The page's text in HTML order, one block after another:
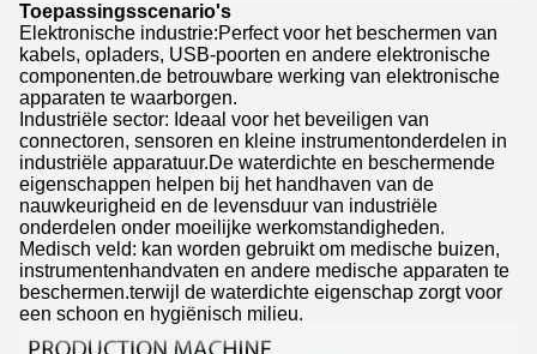
Toepassingsscenario's
Elektronische industrie:Perfect voor het beschermen van
kabels, opladers, USB-poorten en andere elektronische
componenten.de betrouwbare werking van elektronische
apparaten te waarborgen.
Industriële sector: Ideaal voor het beveiligen van
connectoren, sensoren en kleine instrumentonderdelen in
industriële apparatuur.De waterdichte en beschermende
eigenschappen helpen bij het handhaven van de
nauwkeurigheid en de levensduur van industriële
onderdelen onder moeilijke werkomstandigheden.
Medisch veld: kan worden gebruikt om medische buizen,
instrumentenhandvaten en andere medische apparaten te
beschermen.terwijl de waterdichte eigenschap zorgt voor
een schoon en hygiënisch milieu.